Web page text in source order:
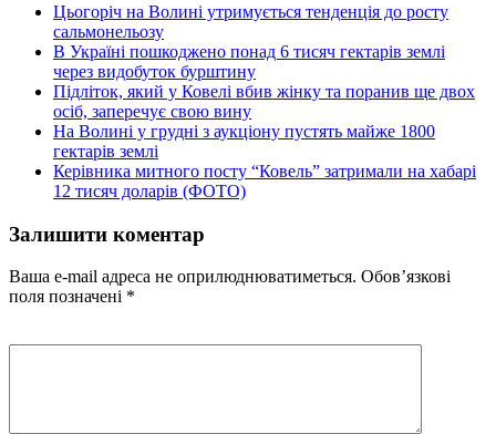
Цьогоріч на Волині утримується тенденція до росту
сальмонельозу
В Україні пошкоджено понад 6 тисяч гектарів землі
через видобуток бурштину
Підліток, який у Ковелі вбив жінку та поранив ще двох
осіб, заперечує свою вину
На Волині у грудні з аукціону пустять майже 1800
гектарів землі
Керівника митного посту “Ковель” затримали на хабарі
12 тисяч доларів (ФОТО)
Залишити коментар
Ваша e-mail адреса не оприлюднюватиметься. Обов’язкові
поля позначені *